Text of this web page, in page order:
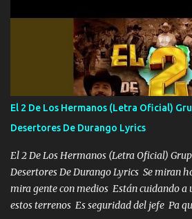
estándares 110 mil records de pistas no
verme en las revistas Ya pasé Italia
Francia ropa de 100.000 bolas Louis
repleta de presidentes la bolsa estoy en
cuenta chequeen gráficas del kitch
El 2 De Los Hermanos (Letra Oficial)
Desertores De Durango Lyrics
El 2 De Los Hermanos (Letra Oficial)
Desertores De Durango Lyrics Se miran
mira gente con medios Están cuidando a
estos terrenos Es seguridad del jefe Pa